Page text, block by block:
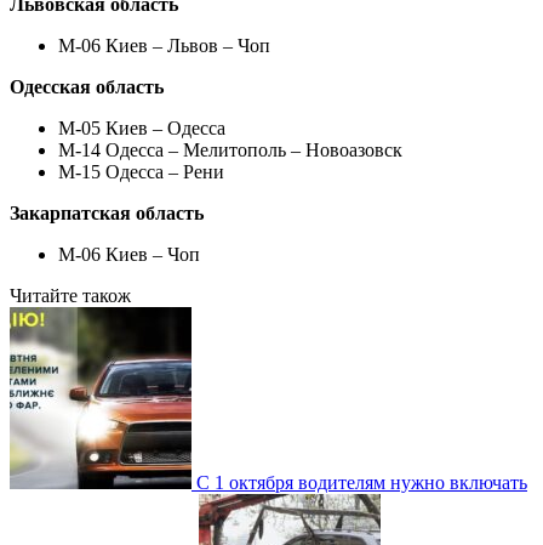
М-06 Киев – Львов – Чоп
Одесская область
М-05 Киев – Одесса
М-14 Одесса – Мелитополь – Новоазовск
М-15 Одесса – Рени
Закарпатская область
М-06 Киев – Чоп
Читайте також
С 1 октября водителям нужно включать